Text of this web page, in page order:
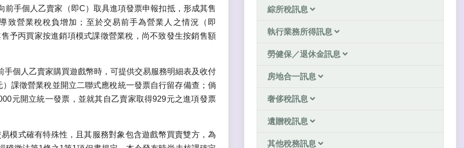
手個人乙賣家（即C）取具進項發票申報扣抵，形成其售
致營業稅稅負增加；至於交易前手為營業人之情況（即
予丙買家按進銷項模式課徵營業稅，尚不致發生按銷售額
個人乙賣家購買遊戲幣時，可提供交易服務明細表及收付
課徵營業稅並開立二聯式應稅統一發票自行留存備查；倘
元開立統一發票，並就其自乙賣家取得929元之進項發票
模式確有特殊性，且其服務對象包含遊戲幣買賣雙方，為
綜所稅訊息
執行業務所得訊息
勞健保／退休金訊息
房地合一訊息
奢侈稅訊息
遺贈稅訊息
其他稅務訊息